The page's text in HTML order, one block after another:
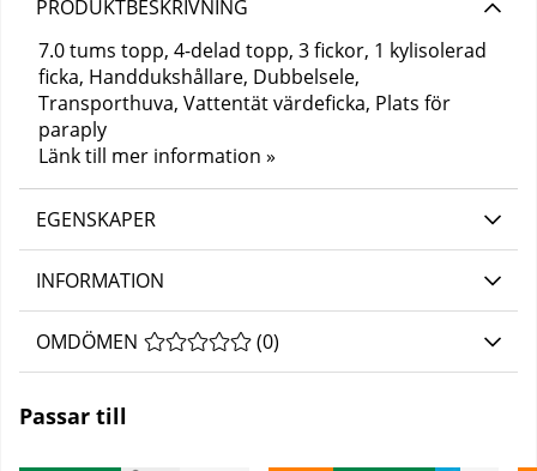
PRODUKTBESKRIVNING
7.0 tums topp, 4-delad topp, 3 fickor, 1 kylisolerad
ficka, Handdukshållare, Dubbelsele,
Transporthuva, Vattentät värdeficka, Plats för
paraply
Länk till mer information »
EGENSKAPER
INFORMATION
OMDÖMEN MEDELBETYG 0 AV 5 ANTAL BETYG 0
(0)
Passar till